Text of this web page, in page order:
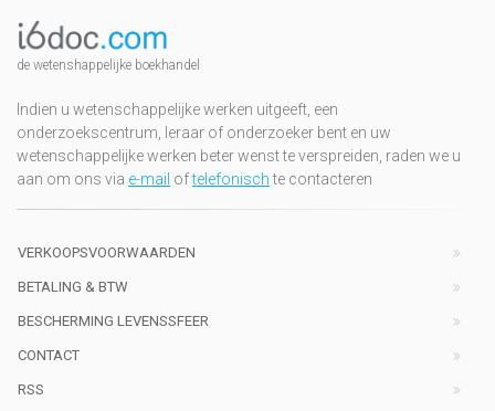
de wetenshappelijke boekhandel
Indien u wetenschappelijke werken uitgeeft, een
onderzoekscentrum, leraar of onderzoeker bent en uw
wetenschappelijke werken beter wenst te verspreiden, raden we u
aan om ons via e-mail oftelefonischte contacteren
VERKOOPSVOORWAARDEN
BETALING & BTW
BESCHERMING LEVENSSFEER
CONTACT
RSS